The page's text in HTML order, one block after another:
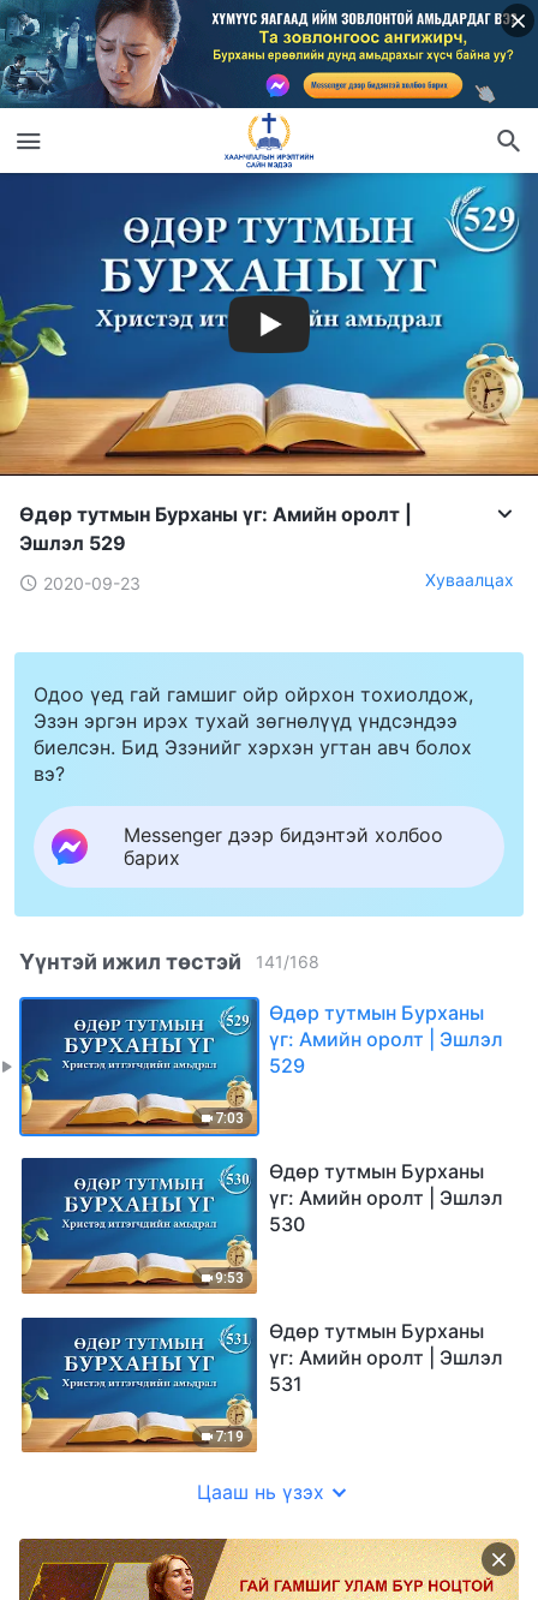
Өдөр тутмын Бурханы үг: Амийн оролт |
Эшлэл 529
2020-09-23 Хуваалцах
Одоо үед гай гамшиг ойр ойрхон тохиолдож,
Эзэн эргэн ирэх тухай зөгнөлүүд үндсэндээ
биелсэн. Бид Эзэнийг хэрхэн угтан авч болох
вэ?
Messenger дээр бидэнтэй холбоо
барих
Үүнтэй ижил төстэй 141/168
7:03
Өдөр тутмын Бурханы
үг: Амийн оролт | Эшлэл
529
9:53
Өдөр тутмын Бурханы
үг: Амийн оролт | Эшлэл
530
7:19
Өдөр тутмын Бурханы
үг: Амийн оролт | Эшлэл
531
Цааш нь үзэх